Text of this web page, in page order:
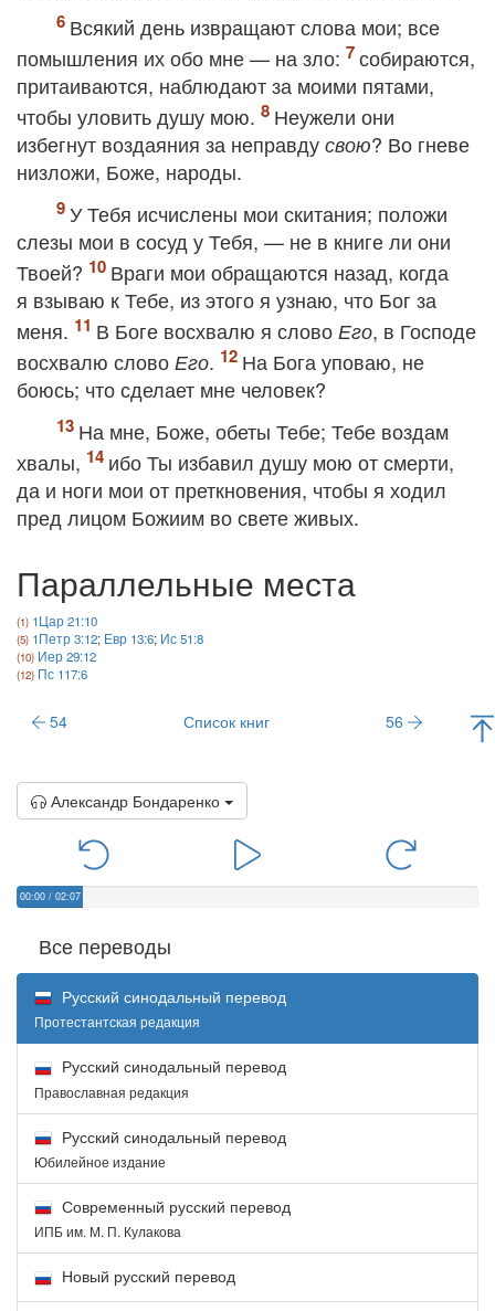
Всякий день извращают слова мои; все
помышления их обо мне — на зло:
собираются,
притаиваются, наблюдают за моими пятами,
чтобы уловить душу мою.
Неужели они
избегнут воздаяния за неправду свою? Во гневе
низложи, Боже, народы.
У Тебя исчислены мои скитания; положи
слезы мои в сосуд у Тебя, — не в книге ли они
Твоей?
Враги мои обращаются назад, когда
я взываю к Тебе, из этого я узнаю, что Бог за
меня.
В Боге восхвалю я слово Его, в Господе
восхвалю слово Его.
На Бога уповаю, не
боюсь; что сделает мне человек?
На мне, Боже, обеты Тебе; Тебе воздам
хвалы,
ибо Ты избавил душу мою от смерти,
да и ноги мои от преткновения, чтобы я ходил
пред лицом Божиим во свете живых.
Параллельные места
1Цар 21:10
1Петр 3:12; Евр 13:6; Ис 51:8
Иер 29:12
Пс 117:6
54 Список книг 56
Александр Бондаренко
00:00 / 02:07
Все переводы
Русский синодальный перевод
Протестантская редакция
Русский синодальный перевод
Православная редакция
Русский синодальный перевод
Юбилейное издание
Современный русский перевод
ИПБ им. М. П. Кулакова
Новый русский перевод